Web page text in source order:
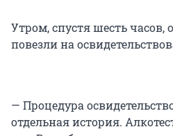
Утром, спустя шесть часов,
повезли на
— Процедура
отдельная история.